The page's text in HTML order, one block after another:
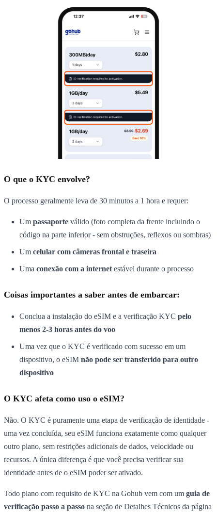
O que o KYC envolve?
O processo geralmente leva de 30 minutos a 1 hora e requer:
Um passaporte válido (foto completa da frente incluindo o
código na parte inferior - sem obstruções, reflexos ou sombras)
Um celular com câmeras frontal e traseira
Uma conexão com a internet estável durante o processo
Coisas importantes a saber antes de embarcar:
Conclua a instalação do eSIM e a verificação KYC pelo
menos 2-3 horas antes do voo
Uma vez que o KYC é verificado com sucesso em um
dispositivo, o eSIM não pode ser transferido para outro
dispositivo
O KYC afeta como uso o eSIM?
Não. O KYC é puramente uma etapa de verificação de identidade -
uma vez concluída, seu eSIM funciona exatamente como qualquer
outro plano, sem restrições adicionais de dados, velocidade ou
recursos. A única diferença é que você precisa verificar sua
identidade antes de o eSIM poder ser ativado.
Todo plano com requisito de KYC na Gohub vem com um guia de
verificação passo a passo na seção de Detalhes Técnicos da página